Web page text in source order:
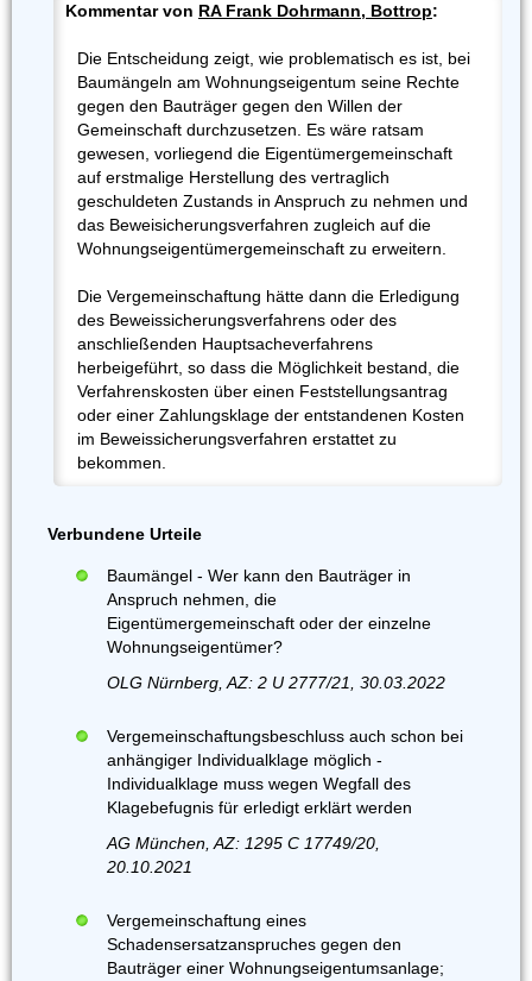
Kommentar von RA Frank Dohrmann, Bottrop:
Die Entscheidung zeigt, wie problematisch es ist, bei
Baumängeln am Wohnungseigentum seine Rechte
gegen den Bauträger gegen den Willen der
Gemeinschaft durchzusetzen. Es wäre ratsam
gewesen, vorliegend die Eigentümergemeinschaft
auf erstmalige Herstellung des vertraglich
geschuldeten Zustands in Anspruch zu nehmen und
das Beweisicherungsverfahren zugleich auf die
Wohnungseigentümergemeinschaft zu erweitern.
Die Vergemeinschaftung hätte dann die Erledigung
des Beweissicherungsverfahrens oder des
anschließenden Hauptsacheverfahrens
herbeigeführt, so dass die Möglichkeit bestand, die
Verfahrenskosten über einen Feststellungsantrag
oder einer Zahlungsklage der entstandenen Kosten
im Beweissicherungsverfahren erstattet zu
bekommen.
Verbundene Urteile
Baumängel - Wer kann den Bauträger in
Anspruch nehmen, die
Eigentümergemeinschaft oder der einzelne
Wohnungseigentümer?
OLG Nürnberg, AZ: 2 U 2777/21, 30.03.2022
Vergemeinschaftungsbeschluss auch schon bei
anhängiger Individualklage möglich -
Individualklage muss wegen Wegfall des
Klagebefugnis für erledigt erklärt werden
AG München, AZ: 1295 C 17749/20,
20.10.2021
Vergemeinschaftung eines
Schadensersatzanspruches gegen den
Bauträger einer Wohnungseigentumsanlage;